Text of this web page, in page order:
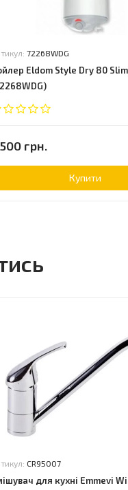
72268WDG
Eldom Style Dry 80
грн.
Купити
CR95007
для кухні Emmevi